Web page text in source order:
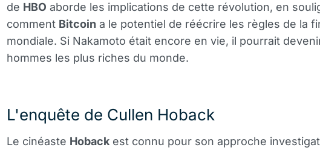
de HBO aborde les implications de cette révolution, en
comment Bitcoin a le potentiel de réécrire les règles de la
mondiale. Si Nakamoto était encore en vie, il pourrait
hommes les plus riches du monde.
L'enquête de Cullen Hoback
Le cinéaste Hoback est connu pour son approche